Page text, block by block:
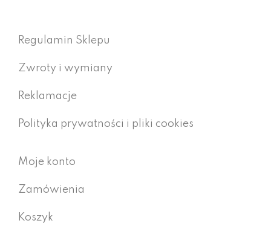
Regulamin Sklepu
Zwroty i wymiany
Reklamacje
Polityka prywatności i pliki cookies
Moje konto
Zamówienia
Koszyk